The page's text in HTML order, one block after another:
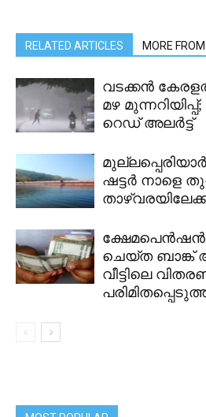
RELATED ARTICLES MORE
വടക്കൻ
മഴ
റെഡ് അലർട്ട്
ഷട്ടർ നാളെ
ക്ഷേമപെൻഷൻ
ചെയ്ത ബാങ്ക്
വീട്ടിലെ